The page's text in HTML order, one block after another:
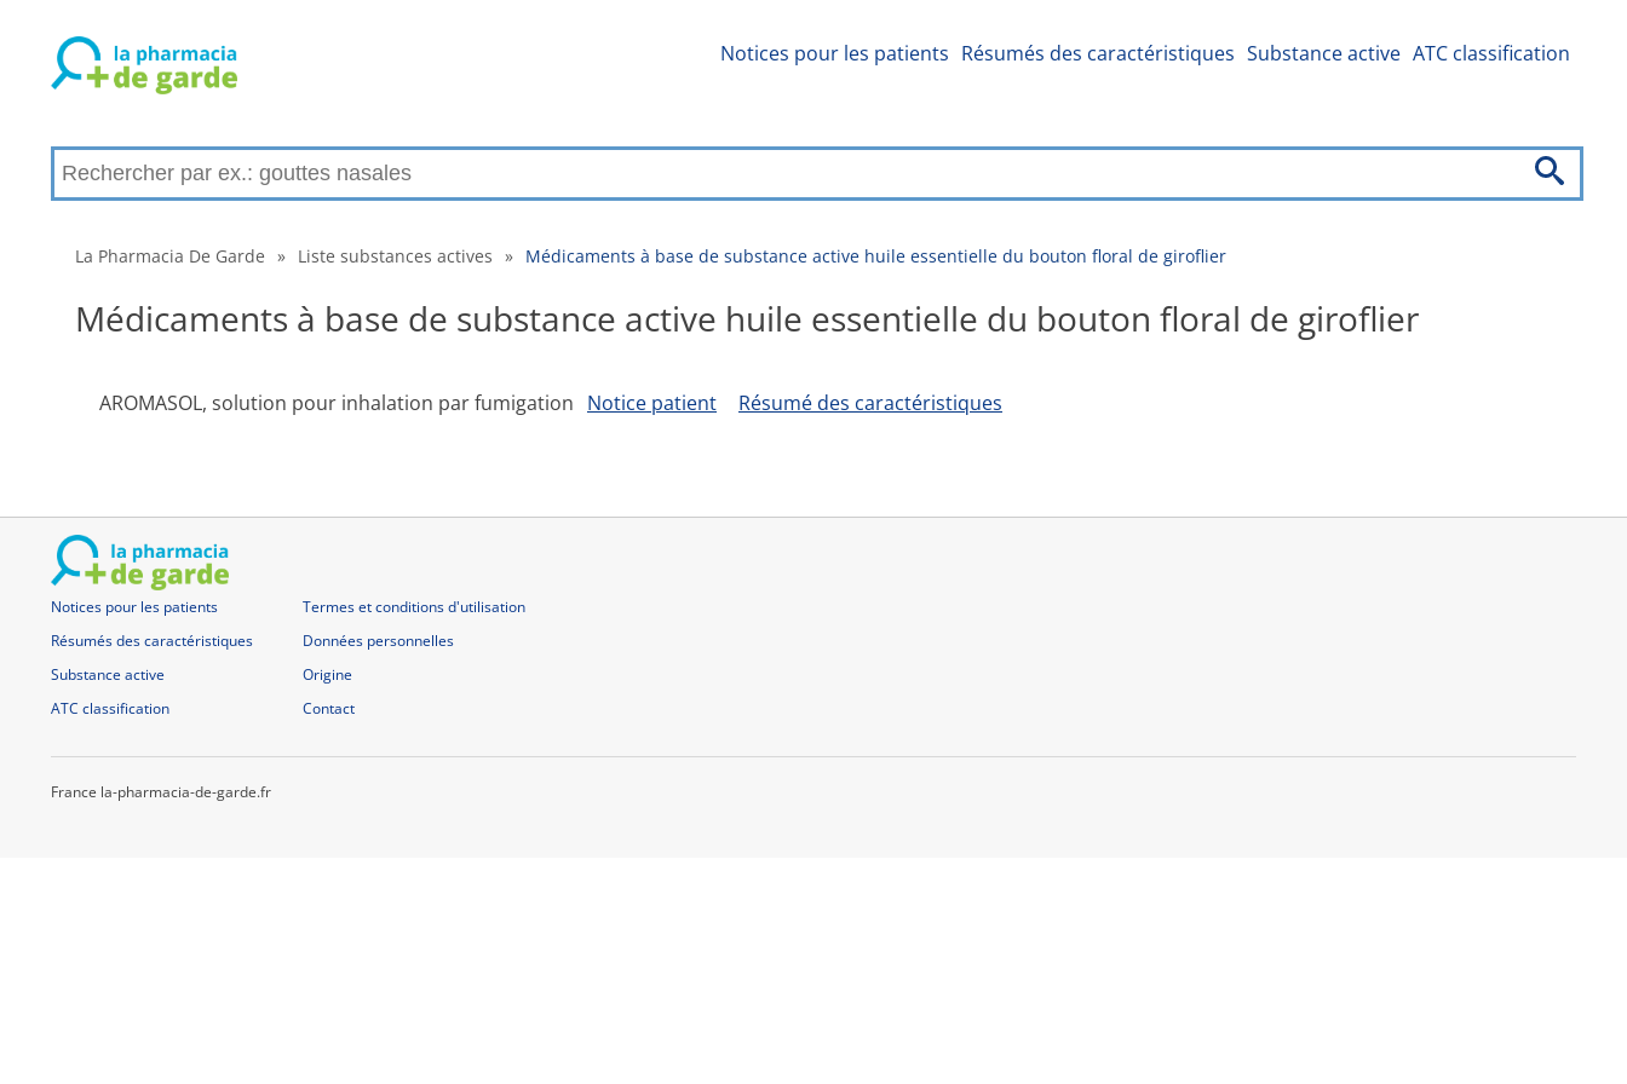
Notices pour les patients Résumés des caractéristiques Substance active ATC classification
La Pharmacia De Garde » Liste substances actives » Médicaments à base de substance active huile essentielle du bouton floral de giroflier
Médicaments à base de substance active huile essentielle du bouton floral de giroflier
AROMASOL, solution pour inhalation par fumigation Notice patient Résumé des caractéristiques
Notices pour les patients
Résumés des caractéristiques
Substance active
ATC classification
Termes et conditions d'utilisation
Données personnelles
Origine
Contact
France la-pharmacia-de-garde.fr